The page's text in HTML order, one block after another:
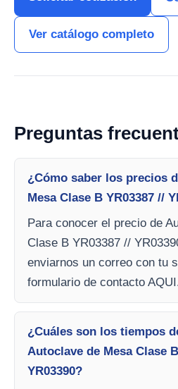
Ver catálogo completo
Preguntas
¿Cómo saber los precios
Mesa Clase B YR03387 //
Para conocer el precio de
Clase B YR03387 //
enviarnos un correo con tu
formulario de contacto
¿Cuáles son los tiempos
Autoclave de Mesa Clase
YR03390?